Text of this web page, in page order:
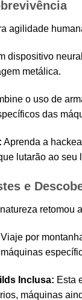
agilidade
dispositivo
metálica.
o uso de
das
Aprenda a
lutarão ao seu
e
retomou
Viaje por
Inclusa: Esta
máquinas